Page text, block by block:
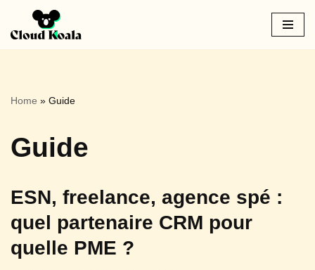
Aller
Home » Guide
Guide
ESN, freelance, agence spé :
quel partenaire CRM pour
quelle PME ?